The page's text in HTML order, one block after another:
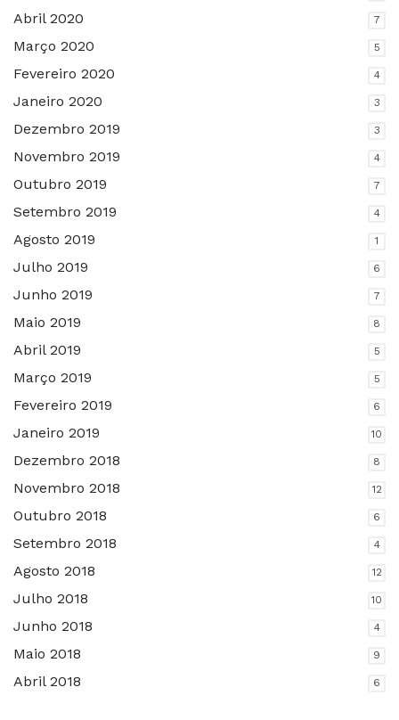
Abril 2020 7
Março 2020 5
Fevereiro 2020 4
Janeiro 2020 3
Dezembro 2019 3
Novembro 2019 4
Outubro 2019 7
Setembro 2019 4
Agosto 2019 1
Julho 2019 6
Junho 2019 7
Maio 2019 8
Abril 2019 5
Março 2019 5
Fevereiro 2019 6
Janeiro 2019 10
Dezembro 2018 8
Novembro 2018 12
Outubro 2018 6
Setembro 2018 4
Agosto 2018 12
Julho 2018 10
Junho 2018 4
Maio 2018 9
Abril 2018 6